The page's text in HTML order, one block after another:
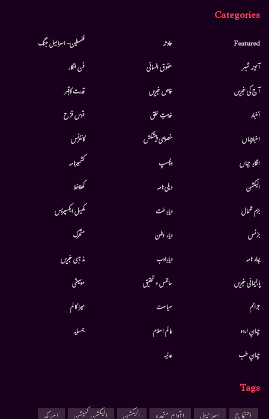
Categories
Featured
آئینہ شہر
آج کی خبریں
أخبار
اخبارجہاں
افکارِ جہاں
الیکشن
بزم شمال
بزنس
بہار نامہ
پارلیمانی خبریں
جرائم
جہانِ اردو
جہانِ طب
حادثہ
حقوق انسانی
خاص خبریں
خدمتِ خلق
خصوصی پیشکش
دلچسپ
دہلی نامہ
دیارِ ملت
دیار وطن
دیارِادب
سائنس و تحقیق
سیاست
عالم اسلام
عدلیہ
فلسطین- اسرائیل جنگ
فن فنکار
قدرت کاقہر
قوس قزح
کانفرنس
کشمیرنامہ
کھلاخط
کھیل ایکسپریس
متحرك
مذہبی خبریں
موسيقى
میرا کالم
ہمسایہ
Tags